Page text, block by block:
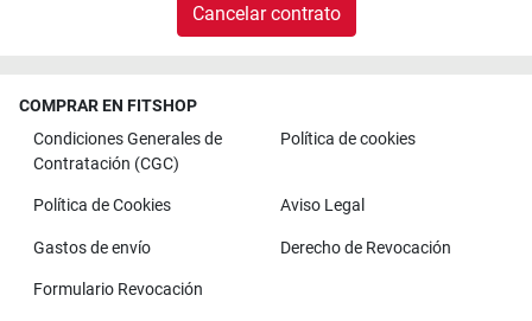
Cancelar contrato
COMPRAR EN FITSHOP
Condiciones Generales de
Contratación (CGC)
Política de cookies
Política de Cookies Aviso Legal
Gastos de envío Derecho de Revocación
Formulario Revocación